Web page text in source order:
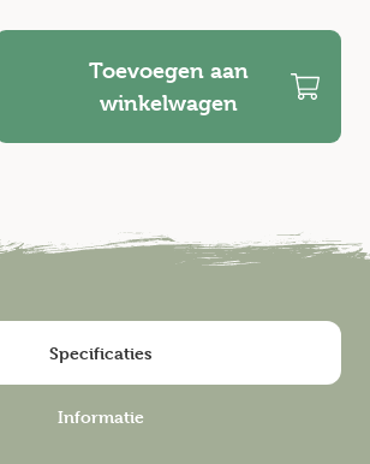
Toevoegen aan
winkelwagen
Specificaties
Informatie